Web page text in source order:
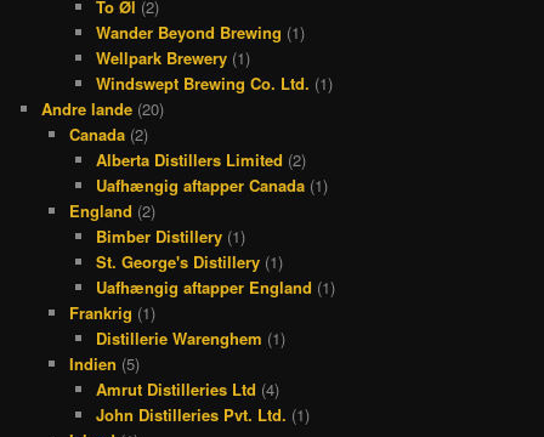
To Øl (2)
Wander Beyond Brewing (1)
Wellpark Brewery (1)
Windswept Brewing Co. Ltd. (1)
Andre lande (20)
Canada(2)
Alberta Distillers Limited (2)
Uafhængig aftapper Canada (1)
England (2)
Bimber Distillery (1)
St. George's Distillery (1)
Uafhængig aftapper England (1)
Frankrig (1)
Distillerie Warenghem (1)
Indien (5)
Amrut Distilleries Ltd (4)
John Distilleries Pvt. Ltd. (1)